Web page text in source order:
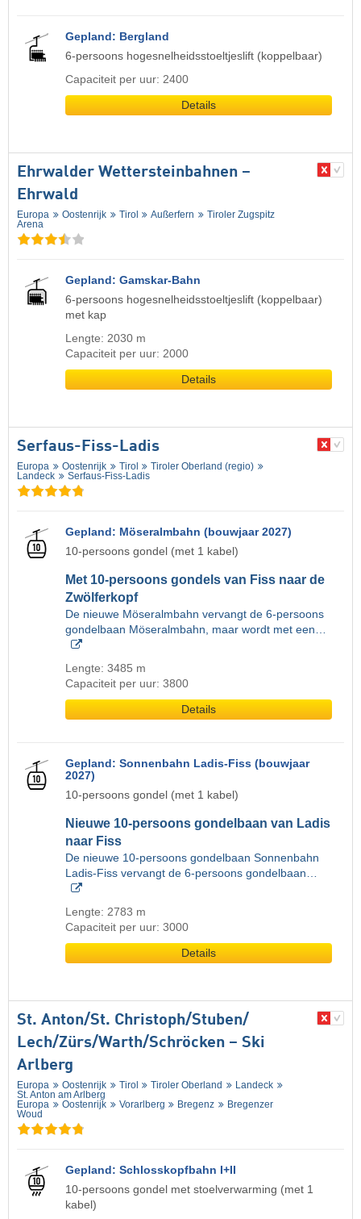
Gepland: Bergland
6-persoons hogesnelheidsstoeltjeslift (koppelbaar)
Capaciteit per uur: 2400
Details
Ehrwalder Wettersteinbahnen –
Ehrwald
Europa Oostenrijk Tirol Außerfern
Tiroler Zugspitz
Arena
Gepland: Gamskar-Bahn
6-persoons hogesnelheidsstoeltjeslift (koppelbaar)
met kap
Lengte: 2030 m
Capaciteit per uur: 2000
Details
Serfaus-Fiss-Ladis
Europa Oostenrijk Tirol
Tiroler Oberland (regio)
Landeck
Serfaus-Fiss-Ladis
Gepland: Möseralmbahn (bouwjaar 2027)
10-persoons gondel (met 1 kabel)
Met 10-persoons gondels van Fiss naar de
Zwölferkopf
De nieuwe Möseralmbahn vervangt de 6-persoons
gondelbaan Möseralmbahn, maar wordt met een…
Lengte: 3485 m
Capaciteit per uur: 3800
Details
Gepland: Sonnenbahn Ladis-Fiss (bouwjaar
2027)
10-persoons gondel (met 1 kabel)
Nieuwe 10-persoons gondelbaan van Ladis
naar Fiss
De nieuwe 10-persoons gondelbaan Sonnenbahn
Ladis-Fiss vervangt de 6-persoons gondelbaan…
Lengte: 2783 m
Capaciteit per uur: 3000
Details
St. Anton/​St. Christoph/​Stuben/​
Lech/​Zürs/​Warth/​Schröcken – Ski
Arlberg
Europa Oostenrijk Tirol Tiroler Oberland
Landeck
St. Anton am Arlberg
Europa
Oostenrijk Vorarlberg Bregenz
Bregenzer
Woud
Gepland: Schlosskopfbahn I+II
10-persoons gondel met stoelverwarming (met 1
kabel)